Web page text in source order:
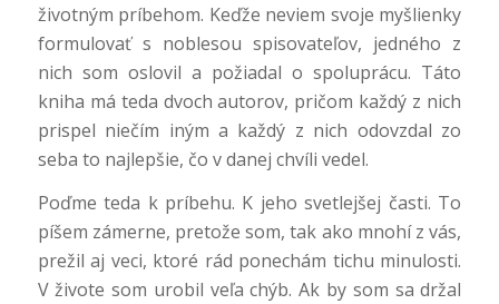
životným príbehom. Keďže neviem svoje myšlienky
formulovať s noblesou spisovateľov, jedného z
nich som oslovil a požiadal o spoluprácu. Táto
kniha má teda dvoch autorov, pričom každý z nich
prispel niečím iným a každý z nich odovzdal zo
seba to najlepšie, čo v danej chvíli vedel.
Poďme teda k príbehu. K jeho svetlejšej časti. To
píšem zámerne, pretože som, tak ako mnohí z vás,
prežil aj veci, ktoré rád ponechám tichu minulosti.
V živote som urobil veľa chýb. Ak by som sa držal